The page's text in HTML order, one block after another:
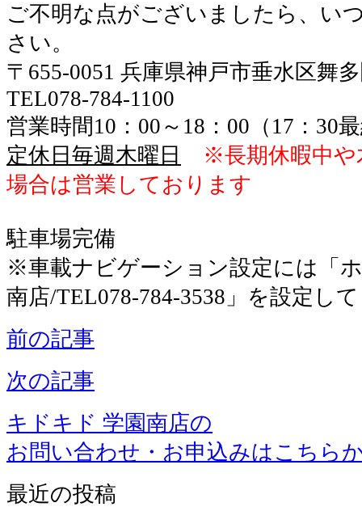
ご不明な点がございましたら、い
さい。
〒655-0051 兵庫県神戸市垂水区舞
TEL078-784-1100
営業時間10：00～18：00（17：30
定休日毎週木曜日
※長期休暇中や
場合は営業しております
駐車場完備
※車載ナビゲーション設定には「
南店/TEL078-784-3538」を設定し
前の記事
次の記事
キドキド 学園南店の
お問い合わせ・お申込みはこちら
最近の投稿